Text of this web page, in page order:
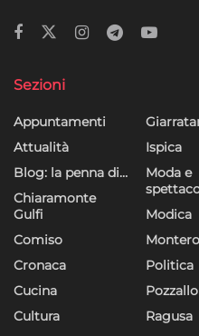
Sezioni
Appuntamenti
Attualità
Blog: la penna di…
Chiaramonte
Gulfi
Comiso
Cronaca
Cucina
Cultura
Ispica
Moda e
Modica
Politica
Pozzallo
Ragusa